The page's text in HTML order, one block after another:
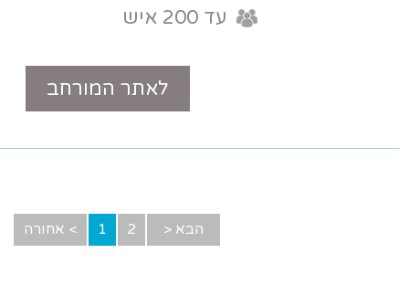
טלפון
> אחורה